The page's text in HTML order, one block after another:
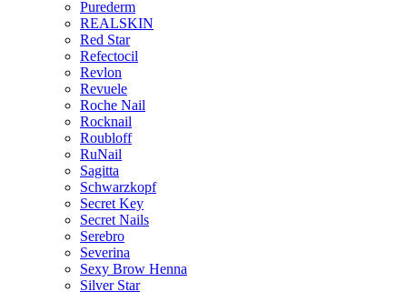
Purederm
REALSKIN
Red Star
Refectocil
Revlon
Revuele
Roche Nail
Rocknail
Roubloff
RuNail
Sagitta
Schwarzkopf
Secret Key
Secret Nails
Serebro
Severina
Sexy Brow Henna
Silver Star